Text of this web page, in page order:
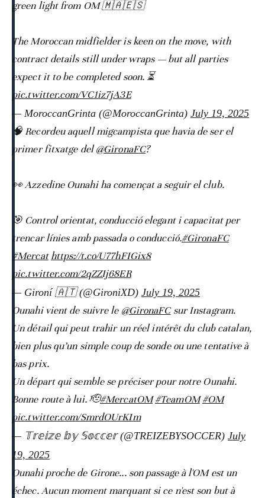
green light from OM 🇲🇦🇪🇸
The Moroccan midfielder is keen on the move, with
contract details still under wraps — but all parties
expect it to be completed soon. ⏳
pic.twitter.com/VC1iz7jA3E
— MoroccanGrinta (@MoroccanGrinta) July 19, 2025
🧠 Recordeu aquell migcampista que havia de ser el
primer fitxatge del@GironaFC?
👀 Azzedine Ounahi ha començat a seguir el club.
🎯 Control orientat, conducció elegant i capacitat per
trencar línies amb passada o conducció.#GironaFC
#Mercat https://t.co/U77hFIGix8
pic.twitter.com/2qZZIj68ER
— Gironí 🇦🇹 (@GironiXD) July 19, 2025
Ounahi vient de suivre le @GironaFCsur Instagram.
Un détail qui peut trahir un réel intérêt du club catalan,
bien plus qu’un simple coup de sonde ou une tentative à
bas prix.
Un départ qui semble se préciser pour notre Ounahi.
Bonne route à lui. 🫡#MercatOM #TeamOM #OM
pic.twitter.com/SmrdOUrKIm
— 𝕋𝕣𝕖𝕚𝕫𝕖 𝕓𝕪 𝕊𝕠𝕔𝕔𝕖𝕣 (@TREIZEBYSOCCER) July
19, 2025
Ounahi proche de Girone... son passage à l'OM est un
échec. Aucun moment marquant si ce n'est son but à